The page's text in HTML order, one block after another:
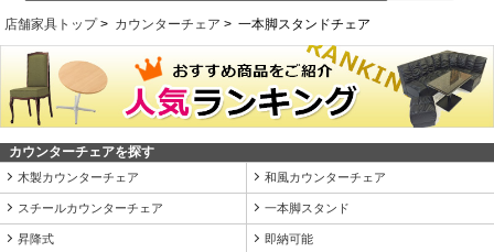
店舗家具トップ カウンターチェア 一本脚スタンドチェア
カウンターチェアを探す
木製カウンターチェア 和風カウンターチェア
スチールカウンターチェア 一本脚スタンド
昇降式 即納可能